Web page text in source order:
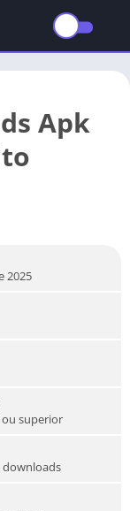
Apk
2025
superior
downloads